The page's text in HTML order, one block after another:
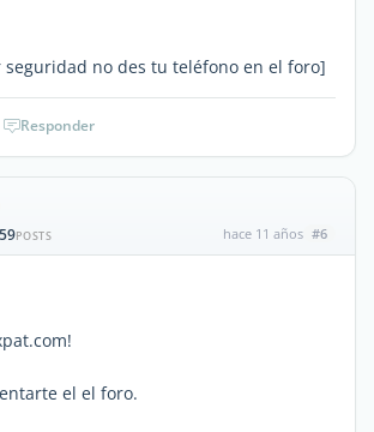
no des tu teléfono en el foro]
Responder
POSTS hace 11 años #6
el el foro.